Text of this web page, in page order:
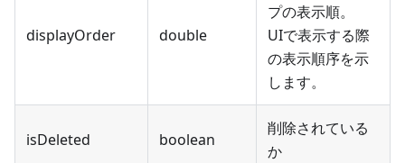
displayOrder double
プの表示順。
UIで表示する際
の表示順序を示
します。
isDeleted boolean
削除されている
か